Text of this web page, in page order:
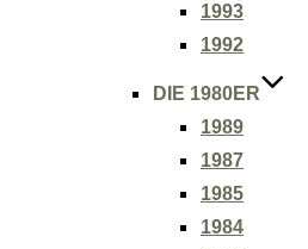
1993
1992
DIE 1980ER
1989
1987
1985
1984